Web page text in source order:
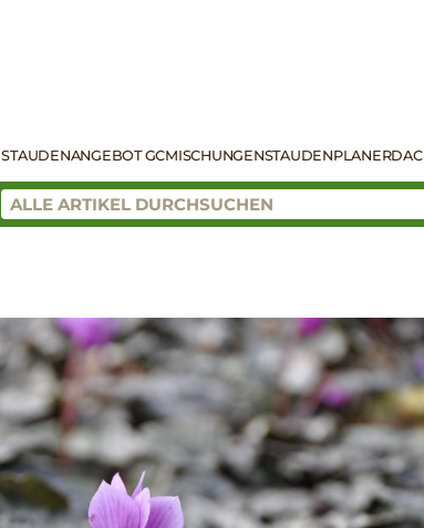
STAUDENANGEBOT GCMISCHUNGENSTAUDENPLANER